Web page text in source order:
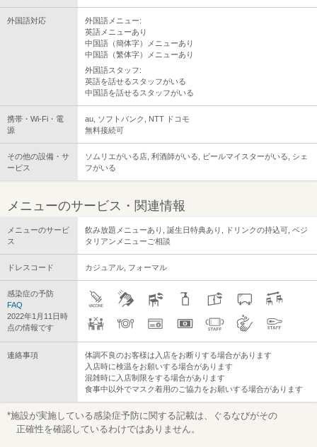
外国語対応
外国語メニュー:
英語メニューあり
中国語（簡体字）メニューあり
中国語（繁体字）メニューあり
外国語スタッフ:
英語を話せるスタッフがいる
中国語を話せるスタッフがいる
携帯・Wi-Fi・電
源
au, ソフトバンク, NTT ドコモ
無料接続可
その他の設備・サ
ービス
ソムリエがいる店, 利酒師がいる, ビールマイスターがいる, シェ
フがいる
メニューのサービス・関連情報
メニューのサービ
ス
飲み放題メニューあり, 誕生日特典あり, ドリンクの持込可, ベジ
タリアンメニューご相談
ドレスコード カジュアル, フォーマル
感染症の予防
FAQ
2022年1月11日時
点の情報です
連絡事項
体調不良のお客様は入店をお断りする場合があります
入店時に検温をお願いする場合があります
混雑時に入店制限をする場合があります
食事中以外でマスク着用のご協力をお願いする場合があります
*施設が実施している感染症予防に関する記載は、ぐるなびがその
正確性を確認しているわけではありません。